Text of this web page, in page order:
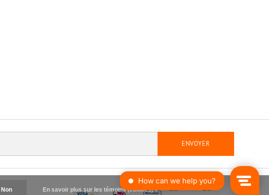
ENVOYER
Non En savoir plus sur les témoins (cookies) »